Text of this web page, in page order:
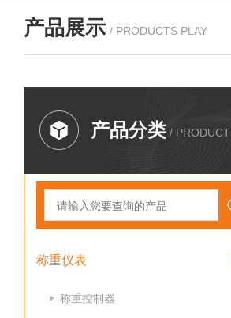
产品展示 / PRODUCTS PLAY
产品分类 / PRODUCT
称重仪表
称重控制器